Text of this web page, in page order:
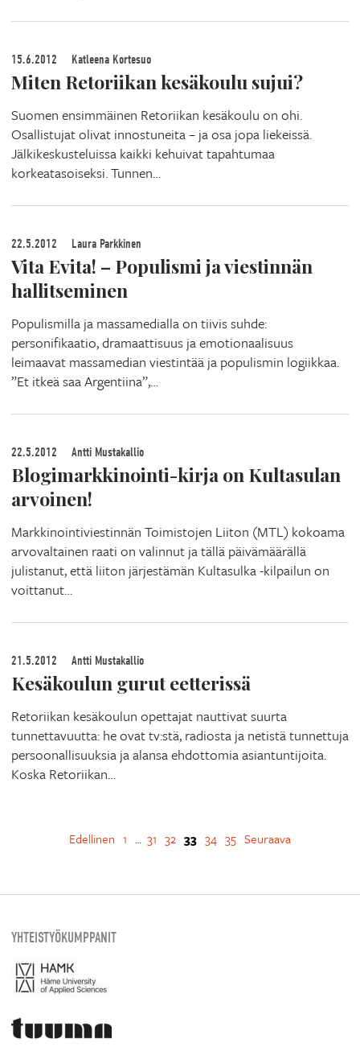
15.6.2012 Katleena Kortesuo
Miten Retoriikan kesäkoulu sujui?
Suomen ensimmäinen Retoriikan kesäkoulu on ohi.
Osallistujat olivat innostuneita – ja osa jopa liekeissä.
Jälkikeskusteluissa kaikki kehuivat tapahtumaa
korkeatasoiseksi. Tunnen…
22.5.2012 Laura Parkkinen
Vita Evita! – Populismi ja viestinnän
hallitseminen
Populismilla ja massamedialla on tiivis suhde:
personifikaatio, dramaattisuus ja emotionaalisuus
leimaavat massamedian viestintää ja populismin logiikkaa.
”Et itkeä saa Argentiina”,…
22.5.2012 Antti Mustakallio
Blogimarkkinointi-kirja on Kultasulan
arvoinen!
Markkinointiviestinnän Toimistojen Liiton (MTL) kokoama
arvovaltainen raati on valinnut ja tällä päivämäärällä
julistanut, että liiton järjestämän Kultasulka -kilpailun on
voittanut…
21.5.2012 Antti Mustakallio
Kesäkoulun gurut eetterissä
Retoriikan kesäkoulun opettajat nauttivat suurta
tunnettavuutta: he ovat tv:stä, radiosta ja netistä tunnettuja
persoonallisuuksia ja alansa ehdottomia asiantuntijoita.
Koska Retoriikan…
Edellinen 1 … 31 32 33 34 35 Seuraava
YHTEISTYÖKUMPPANIT